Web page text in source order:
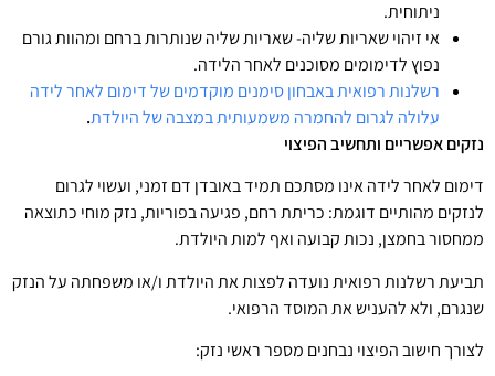
ניתוחית.
אי זיהוי שאריות שליה- שאריות שליה שנותרות ברחם ומהוות גורם
נפוץ לדימומים מסוכנים לאחר הלידה.
רשלנות רפואית באבחון סימנים מוקדמים של דימום לאחר לידה
עלולה לגרום להחמרה משמעותית במצבה של היולדת.
נזקים אפשריים ותחשיב הפיצוי
דימום לאחר לידה אינו מסתכם תמיד באובדן דם זמני, ועשוי לגרום
לנזקים מהותיים דוגמת: כריתת רחם, פגיעה בפוריות, נזק מוחי כתוצאה
ממחסור בחמצן, נכות קבועה ואף למות היולדת.
תביעת רשלנות רפואית נועדה לפצות את היולדת ו/או משפחתה על הנזק
שנגרם, ולא להעניש את המוסד הרפואי.
לצורך חישוב הפיצוי נבחנים מספר ראשי נזק: